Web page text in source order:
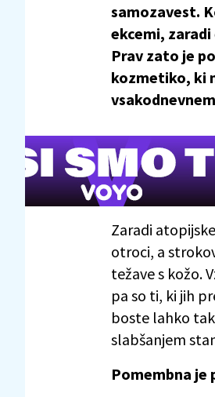
samozavest.
ekcemi,
Prav zato je
kozmetiko, ki
Zaradi
otroci, a
težave s kožo.
pa so ti, ki jih
boste lahko
slabšanjem
Pomembna je